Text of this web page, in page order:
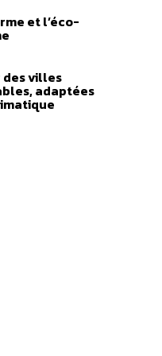
et l’éco-
des villes
adaptées